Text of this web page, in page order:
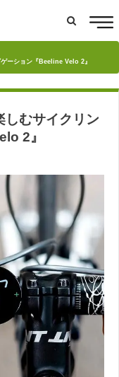
ーション『Beeline Velo 2』
しむサイクリン
2』